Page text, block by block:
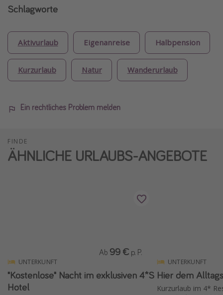
Schlagworte
Aktivurlaub Eigenanreise Halbpension
Kurzurlaub Natur Wanderurlaub
Ein rechtliches Problem melden
FINDE
ÄHNLICHE URLAUBS-ANGEBOTE
UNTERKUNFT
"Kostenlose" Nacht im exklusiven 4*S
Hotel
Ab 99 € p. P.
UNTERKUNFT
Hier dem
Kurzurlaub im 4*